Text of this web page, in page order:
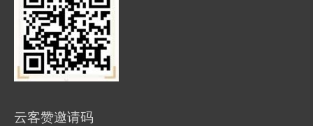
云客赞邀请码